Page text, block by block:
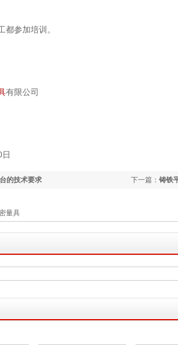
工都参加培训。
有限公司
下一篇： 铸铁
的技术要求
量具